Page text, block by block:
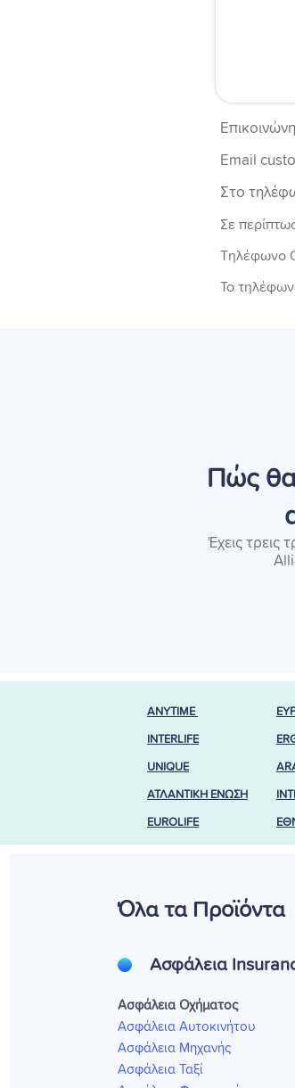
Email
Στο
Σε
Τηλέφωνο
Το
Πώς
Έχεις τρεις
ANYTIME
INTERLIFE
UNIQUE
ΑΤΛΑΝΤΙΚΗ ΕΝΩΣΗ
EUROLIFE
Όλα τα Προϊόντα
Ασφάλεια
Ασφάλεια Οχήματος
Ασφάλεια Αυτοκινήτου
Ασφάλεια Μηχανής
Ασφάλεια Ταξί